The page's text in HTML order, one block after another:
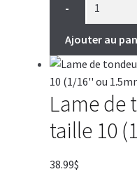
-
Ajouter au
Lame de
taille 10
38.99$